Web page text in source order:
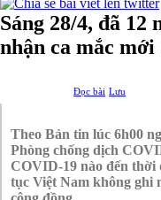
Sáng 28/4, đã 12
nhận ca mắc
Đọc bài Lưu
Theo Bản tin lúc 6h00
Phòng chống dịch
COVID-19 nào đến thời
tục Việt Nam không ghi